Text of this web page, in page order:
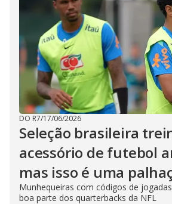
DO R7/17/06/2026
Seleção brasileira
acessório de futebol
mas isso é uma
Munhequeiras com códigos de
boa parte dos quarterbacks da NFL